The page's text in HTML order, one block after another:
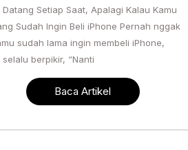
Datang Setiap Saat, Apalagi Kalau Kamu
Sudah Ingin Beli iPhone Pernah nggak
sudah lama ingin membeli iPhone,
berpikir, “Nanti
Baca Artikel